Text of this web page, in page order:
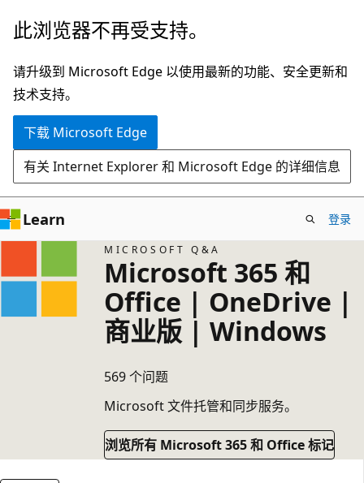
跳
主
要
内
此浏览器不再受支持。
请升级到 Microsoft Edge 以使用最新的功能、安全更新和
技术支持。
下载 Microsoft Edge
有关 Internet Explorer 和 Microsoft Edge 的详细信息
Learn 登录
MICROSOFT Q&A
Microsoft 365 和
Office | OneDrive |
商业版 | Windows
569 个问题
Microsoft 文件托管和同步服务。
浏览所有 Microsoft 365 和 Office 标记